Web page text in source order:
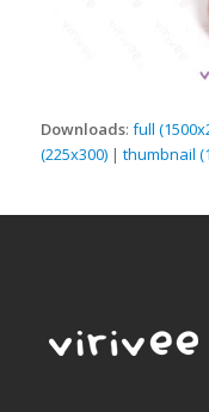
Downloads: full
(225x300)| thumbnail